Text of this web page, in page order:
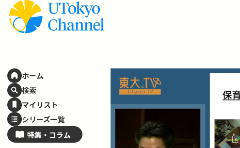
ホーム
検索
マイリスト
シリーズ一覧
特集・ コラム